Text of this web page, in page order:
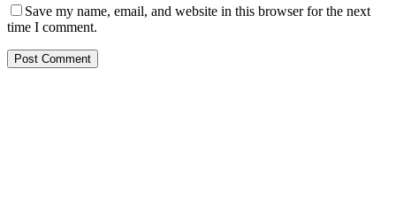
Save my name, email, and website in this browser for the next
time I comment.